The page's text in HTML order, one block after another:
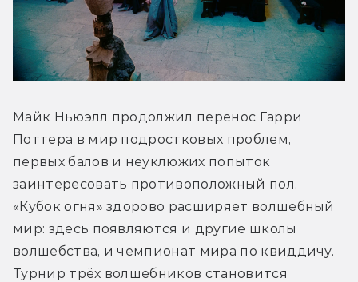
Майк Ньюэлл продолжил перенос Гарри
Поттера в мир подростковых проблем,
первых балов и неуклюжих попыток
заинтересовать противоположный пол.
«Кубок огня» здорово расширяет волшебный
мир: здесь появляются и другие школы
волшебства, и чемпионат мира по квиддичу.
Турнир трёх волшебников становится